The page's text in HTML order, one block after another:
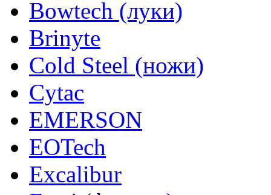
Bowtech (луки)
Brinyte
Cold Steel (ножи)
Cytac
EMERSON
EOTech
Excalibur